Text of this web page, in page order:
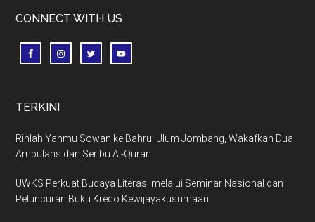
CONNECT WITH US
TERKINI
Rihlah Yanmu Sowan ke Bahrul Ulum Jombang, Wakafkan Dua
Ambulans dan Seribu Al-Quran
UWKS Perkuat Budaya Literasi melalui Seminar Nasional dan
Peluncuran Buku Kredo Kewijayakusumaan